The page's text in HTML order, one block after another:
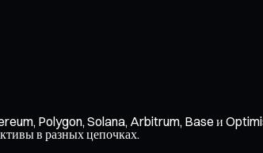
Polygon, Solana, Arbitrum, Base и
в разных цепочках.